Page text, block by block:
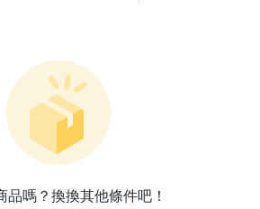
品嗎？換換其他條件吧！